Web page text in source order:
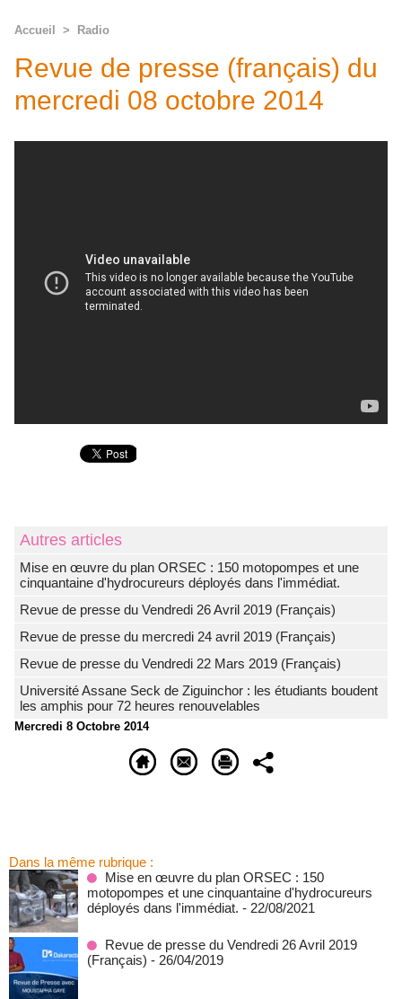
Accueil > Radio
Revue de presse (français) du
mercredi 08 octobre 2014
Autres articles
Mise en œuvre du plan ORSEC : 150 motopompes et une
cinquantaine d'hydrocureurs déployés dans l'immédiat.
Revue de presse du Vendredi 26 Avril 2019 (Français)
Revue de presse du mercredi 24 avril 2019 (Français)
Revue de presse du Vendredi 22 Mars 2019 (Français)
Université Assane Seck de Ziguinchor : les étudiants boudent
les amphis pour 72 heures renouvelables
Mercredi 8 Octobre 2014
Dans la même rubrique :
Mise en œuvre du plan ORSEC : 150
motopompes et une cinquantaine d'hydrocureurs
déployés dans l'immédiat. - 22/08/2021
Revue de presse du Vendredi 26 Avril 2019
(Français) - 26/04/2019